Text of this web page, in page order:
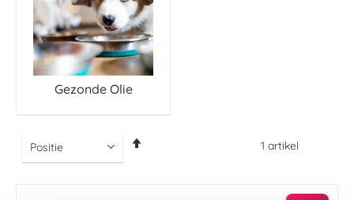
Gezonde Olie
1 artikel